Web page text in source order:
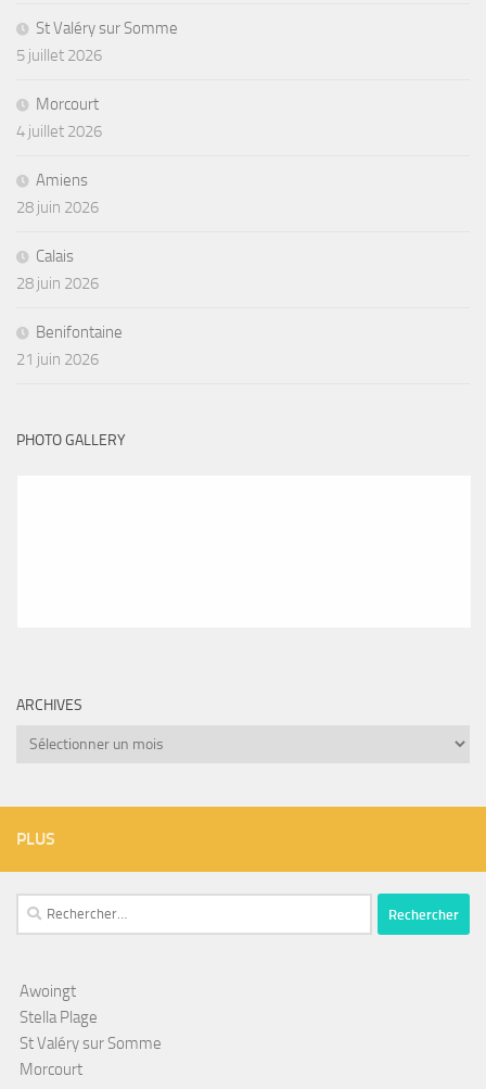
St Valéry sur Somme
5 juillet 2026
Morcourt
4 juillet 2026
Amiens
28 juin 2026
Calais
28 juin 2026
Benifontaine
21 juin 2026
PHOTO GALLERY
ARCHIVES
Archives
PLUS
Rechercher :
Awoingt
Stella Plage
St Valéry sur Somme
Morcourt